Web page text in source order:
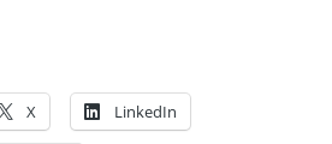
X LinkedIn